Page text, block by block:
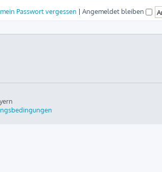
Passwort vergessen | Angemeldet bleiben